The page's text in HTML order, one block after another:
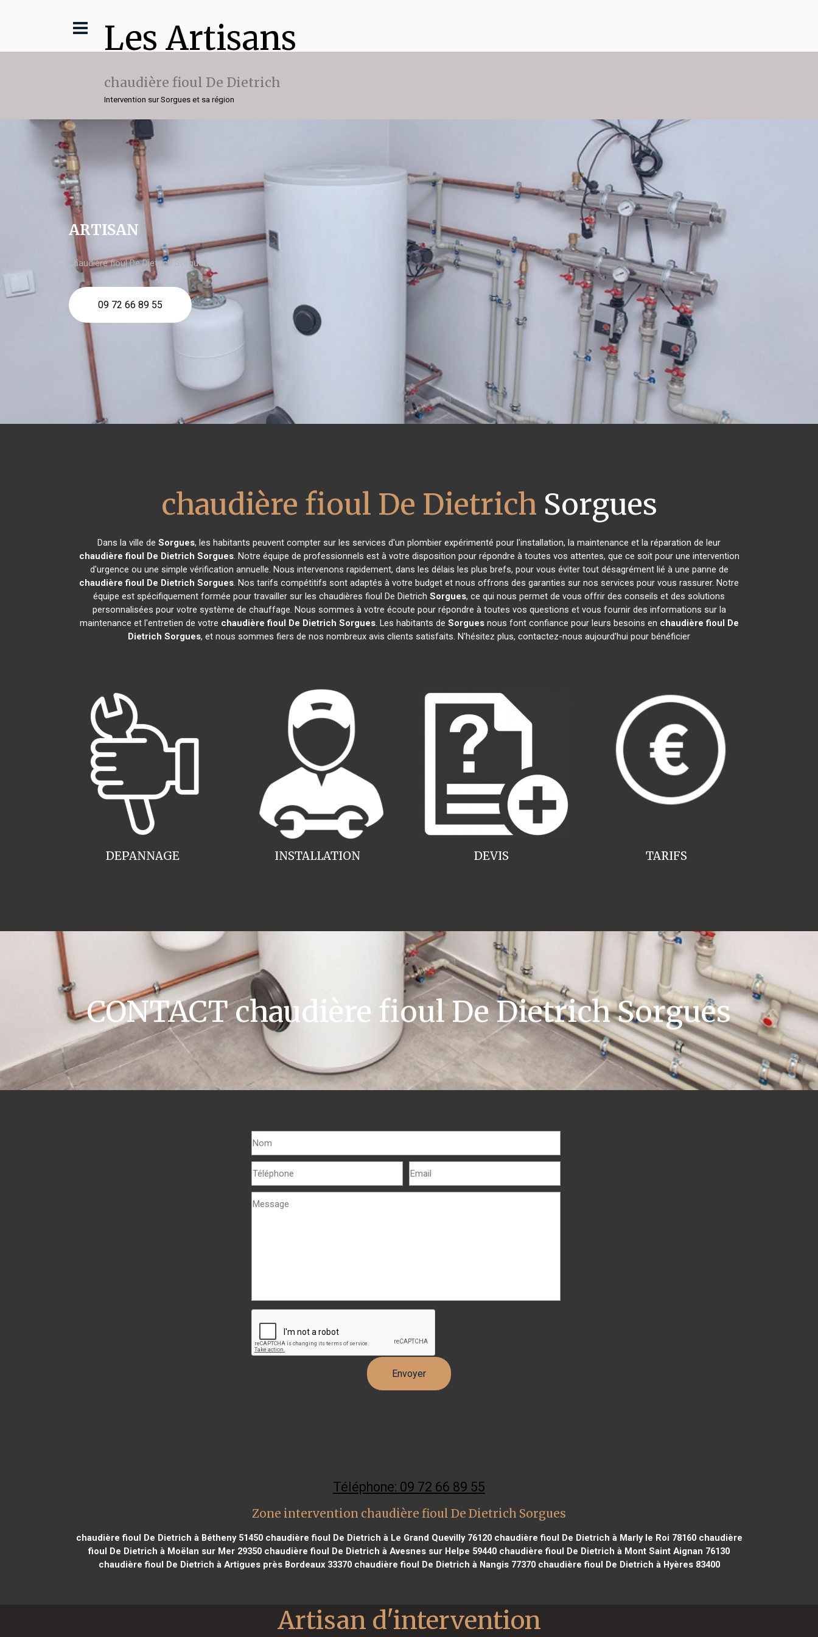
Les Artisans
chaudière fioul De Dietrich
Intervention sur Sorgues et sa région
ARTISAN
chaudière fioul De Dietrich Sorgues
09 72 66 89 55
chaudière fioul De Dietrich Sorgues
Dans la ville de Sorgues, les habitants peuvent compter sur les services d'un plombier expérimenté pour l'installation, la maintenance et la réparation de leur
chaudière fioul De Dietrich Sorgues. Notre équipe de professionnels est à votre disposition pour répondre à toutes vos attentes, que ce soit pour une intervention
d'urgence ou une simple vérification annuelle. Nous intervenons rapidement, dans les délais les plus brefs, pour vous éviter tout désagrément lié à une panne de
chaudière fioul De Dietrich Sorgues. Nos tarifs compétitifs sont adaptés à votre budget et nous offrons des garanties sur nos services pour vous rassurer. Notre
équipe est spécifiquement formée pour travailler sur les chaudières fioul De Dietrich Sorgues, ce qui nous permet de vous offrir des conseils et des solutions
personnalisées pour votre système de chauffage. Nous sommes à votre écoute pour répondre à toutes vos questions et vous fournir des informations sur la
maintenance et l'entretien de votre chaudière fioul De Dietrich Sorgues. Les habitants de Sorguesnous font confiance pour leurs besoins en chaudière fioul De
Dietrich Sorgues, et nous sommes fiers de nos nombreux avis clients satisfaits. N'hésitez plus, contactez-nous aujourd'hui pour bénéficier
INSTALLATION
DEPANNAGE TARIFS
DEVIS
CONTACT chaudière fioul De Dietrich Sorgues
Téléphone: 09 72 66 89 55
Zone intervention chaudière fioul De Dietrich Sorgues
chaudière fioul De Dietrich à Bétheny 51450chaudière fioul De Dietrich à Le Grand Quevilly 76120chaudière fioul De Dietrich à Marly le Roi 78160chaudière
fioul De Dietrich à Moëlan sur Mer 29350 chaudière fioul De Dietrich à Avesnes sur Helpe 59440 chaudière fioul De Dietrich à Mont Saint Aignan 76130
chaudière fioul De Dietrich à Artigues près Bordeaux 33370chaudière fioul De Dietrich à Nangis 77370chaudière fioul De Dietrich à Hyères 83400
Artisan d'intervention